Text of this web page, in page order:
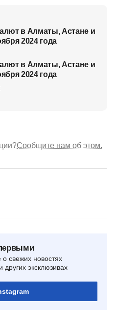
в Алматы, Астане и
2024 года
в Алматы, Астане и
2024 года
Сообщите нам об этом.
свежих новостях
других эксклюзивах